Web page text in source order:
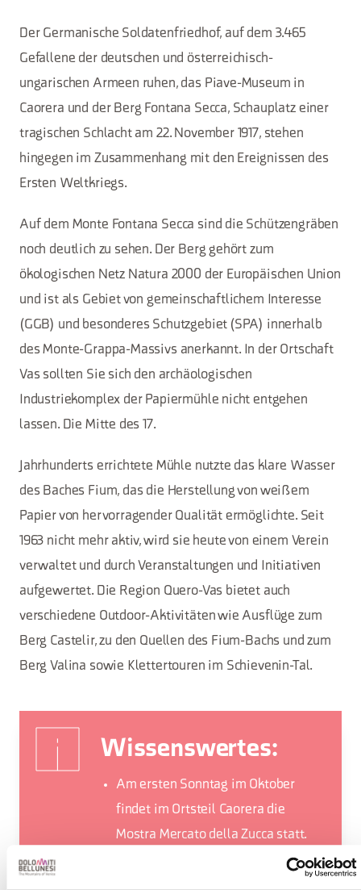
Der Germanische Soldatenfriedhof, auf dem 3.465
Gefallene der deutschen und österreichisch-
ungarischen Armeen ruhen, das Piave-Museum in
Caorera und der Berg Fontana Secca, Schauplatz einer
tragischen Schlacht am 22. November 1917, stehen
hingegen im Zusammenhang mit den Ereignissen des
Ersten Weltkriegs.
Auf dem Monte Fontana Secca sind die Schützengräben
noch deutlich zu sehen. Der Berg gehört zum
ökologischen Netz Natura 2000 der Europäischen Union
und ist als Gebiet von gemeinschaftlichem Interesse
(GGB) und besonderes Schutzgebiet (SPA) innerhalb
des Monte-Grappa-Massivs anerkannt. In der Ortschaft
Vas sollten Sie sich den archäologischen
Industriekomplex der Papiermühle nicht entgehen
lassen. Die Mitte des 17.
Jahrhunderts errichtete Mühle nutzte das klare Wasser
des Baches Fium, das die Herstellung von weißem
Papier von hervorragender Qualität ermöglichte. Seit
1963 nicht mehr aktiv, wird sie heute von einem Verein
verwaltet und durch Veranstaltungen und Initiativen
aufgewertet. Die Region Quero-Vas bietet auch
verschiedene Outdoor-Aktivitäten wie Ausflüge zum
Berg Castelir, zu den Quellen des Fium-Bachs und zum
Berg Valina sowie Klettertouren im Schievenin-Tal.
Wissenswertes:
Am ersten Sonntag im Oktober
findet im Ortsteil Caorera die
Mostra Mercato della Zucca statt.
An diesem Tag steht der Kürbis im